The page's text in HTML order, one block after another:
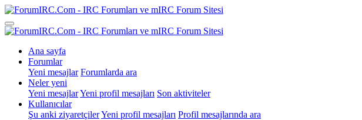
Ana sayfa
Forumlar
Yeni mesajlar Forumlarda ara
Neler yeni
Yeni mesajlarYeni profil mesajları Son aktiviteler
Kullanıcılar
Şu anki ziyaretçilerYeni profil mesajları Profil mesajlarında ara